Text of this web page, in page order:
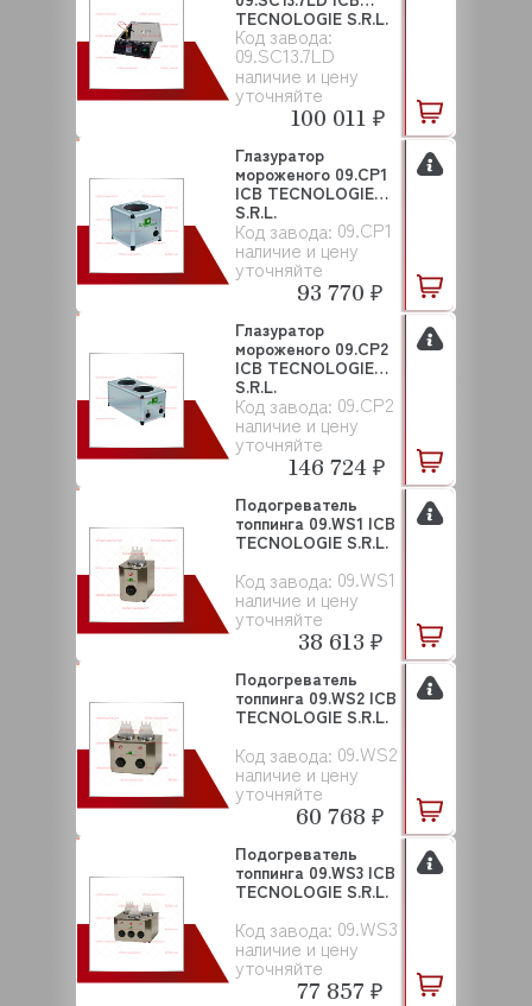
Код завода:
09.SC13.7LD
наличие и цену
уточняйте
TECNOLOGIE S.R.L.
100 011 ₽
Код завода: 09.CP1
наличие и цену
уточняйте
Глазуратор
мороженого 09.CP1
ICB TECNOLOGIE
S.R.L.
93 770 ₽
Код завода: 09.CP2
наличие и цену
уточняйте
Глазуратор
мороженого 09.CP2
ICB TECNOLOGIE
S.R.L.
146 724 ₽
Код завода: 09.WS1
наличие и цену
уточняйте
Подогреватель
топпинга 09.WS1 ICB
TECNOLOGIE S.R.L.
38 613 ₽
Код завода: 09.WS2
наличие и цену
уточняйте
Подогреватель
топпинга 09.WS2 ICB
TECNOLOGIE S.R.L.
60 768 ₽
Код завода: 09.WS3
наличие и цену
уточняйте
Подогреватель
топпинга 09.WS3 ICB
TECNOLOGIE S.R.L.
77 857 ₽